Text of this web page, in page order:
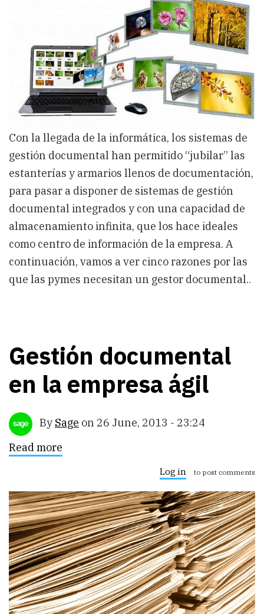
Con la llegada de la informática, los sistemas de
gestión documental han permitido “jubilar” las
estanterías y armarios llenos de documentación,
para pasar a disponer de sistemas de gestión
documental integrados y con una capacidad de
almacenamiento infinita, que los hace ideales
como centro de información de la empresa. A
continuación, vamos a ver cinco razones por las
que las pymes necesitan un gestor documental..
Gestión documental
en la empresa ágil
By Sage on 26 June, 2013 - 23:24
Read more
la
empresa
ágil
Log in to post comments